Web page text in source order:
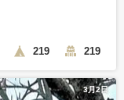
219 219
3月2日